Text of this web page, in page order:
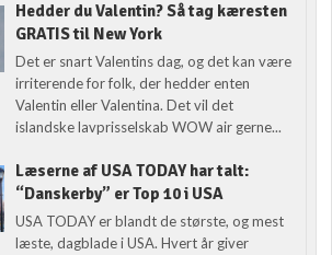
Hedder du Valentin? Så tag kæresten
GRATIS til New York
Det er snart Valentins dag, og det kan være
irriterende for folk, der hedder enten
Valentin eller Valentina. Det vil det
islandske lavprisselskab WOW air gerne...
Læserne af USA TODAY har talt:
“Danskerby” er Top 10 i USA
USA TODAY er blandt de største, og mest
læste, dagblade i USA. Hvert år giver